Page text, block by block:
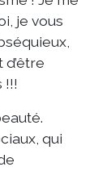
je vous
!!!
qui